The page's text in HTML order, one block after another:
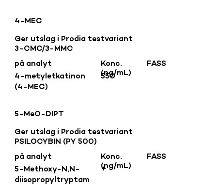
4-MEC
4-metyletkatinon
(4-MEC)
3-CMC/3-MMC
550
på analyt
Konc.
(ng/mL)
Ger utslag i Prodia testvariant
FASS
5-MeO-DIPT
5-Methoxy-N,N-
diisopropyltryptam
PSILOCYBIN (PY 500)
+
på analyt
Konc.
(ng/mL)
Ger utslag i Prodia testvariant
FASS